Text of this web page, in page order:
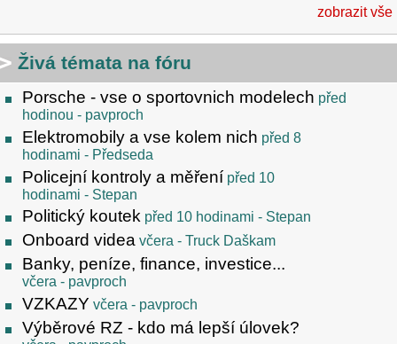
zobrazit vše
Živá témata na fóru
Porsche - vse o sportovnich modelech před
hodinou - pavproch
Elektromobily a vse kolem nich před 8
hodinami - Předseda
Policejní kontroly a měření před 10
hodinami - Stepan
Politický koutek před 10 hodinami - Stepan
Onboard videa včera - Truck Daškam
Banky, peníze, finance, investice...
včera - pavproch
VZKAZY včera - pavproch
Výběrové RZ - kdo má lepší úlovek?